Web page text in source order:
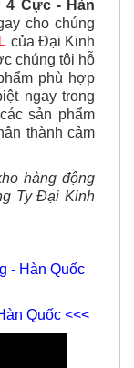
4 Cực - Hàn
cho chúng
của Đại Kinh
chúng tôi hỗ
phù hợp
ngay trong
sản phẩm
thành cảm
hàng động
Ty Đại Kinh
- Hàn Quốc
Quốc <<<